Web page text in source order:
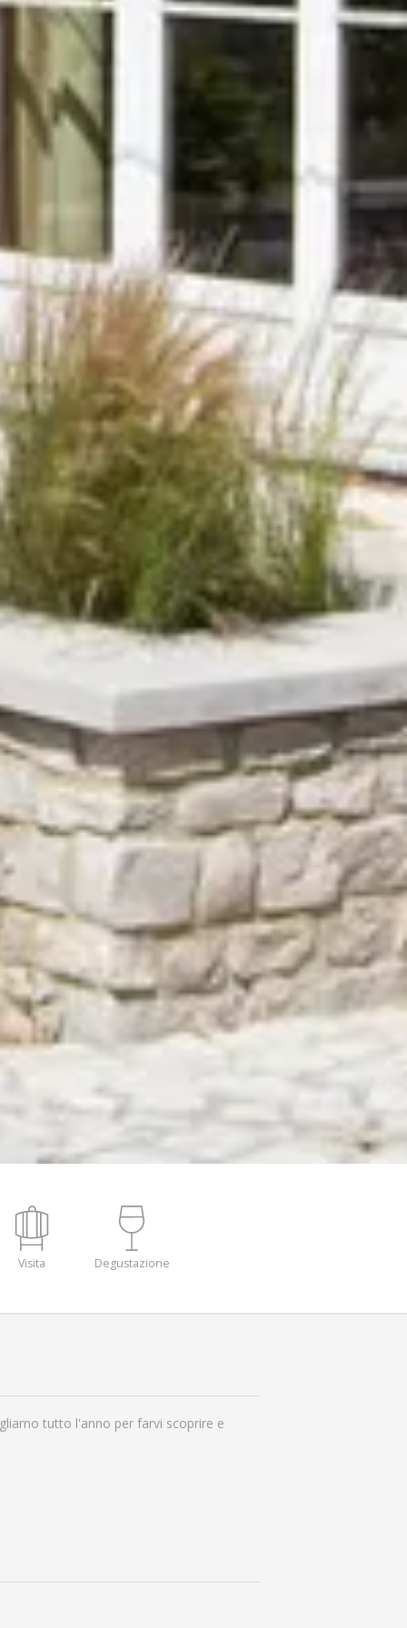
Visita Degustazione
tutto l'anno per farvi scoprire e